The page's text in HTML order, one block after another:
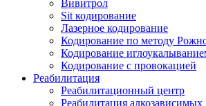
Вивитрол
Sit кодирование
Лазерное кодирование
Кодирование по методу
Кодирование
Кодирование с провокацией
Реабилитация
Реабилитационный центр
Реабилитация алкозависимых